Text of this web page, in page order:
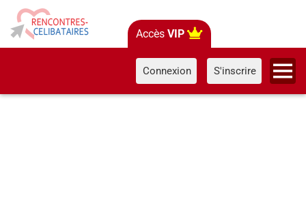
Accès VIP
Connexion S'inscrire